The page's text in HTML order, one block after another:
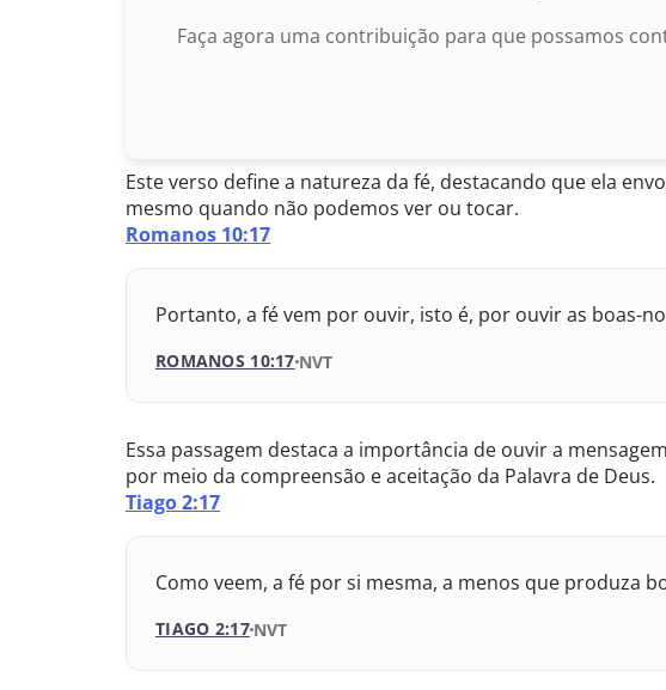
Faça agora uma contribuição para que possamos
Este verso define a natureza da fé, destacando que ela
mesmo quando não podemos ver ou tocar.
Romanos 10:17
Portanto, a fé vem por ouvir, isto é, por ouvir as boas-
ROMANOS 10:17 VERSÃO DA BÍBLIA
NVT
Nova Versão Internacional
2017 – Nova Almeida Atualizada
2009 – Almeida Revisada e Corrigida
Essa passagem destaca a importância de ouvir a
por meio da compreensão e aceitação da Palavra de Deus.
Tiago 2:17
Como veem, a fé por si mesma, a menos que produza
TIAGO 2:17 VERSÃO DA BÍBLIA
NVT